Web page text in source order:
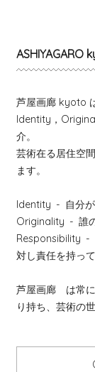
ASHIYAGARO
芦屋画廊 kyoto
Identity，
介。
芸術在る居住空
ます。
Identity - 自分
Originality - 誰
Responsibility -
対し責任を持っ
芦屋画廊 は常に
り持ち、芸術の